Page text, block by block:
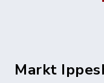
Markt